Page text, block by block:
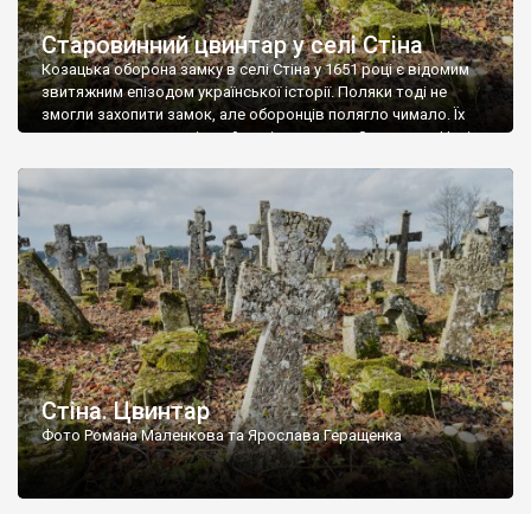
Старовинний цвинтар у селі Стіна
Козацька оборона замку в селі Стіна у 1651 році є відомим
звитяжним епізодом української історії. Поляки тоді не
змогли захопити замок, але оборонців полягло чимало. Їх
поховали на цвинтарі, який тоді називався Замковим. Нині на
ньому чимало хрестів 19 століття, є такі, де епітафії стер […]
Стіна. Цвинтар
Фото Романа Маленкова та Ярослава Геращенка